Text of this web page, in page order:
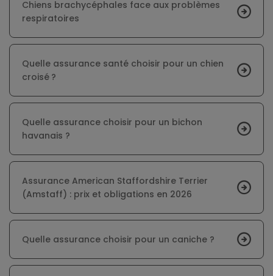
Chiens brachycéphales face aux problèmes
respiratoires
Quelle assurance santé choisir pour un chien
croisé ?
Quelle assurance choisir pour un bichon
havanais ?
Assurance American Staffordshire Terrier
(Amstaff) : prix et obligations en 2026
Quelle assurance choisir pour un caniche ?